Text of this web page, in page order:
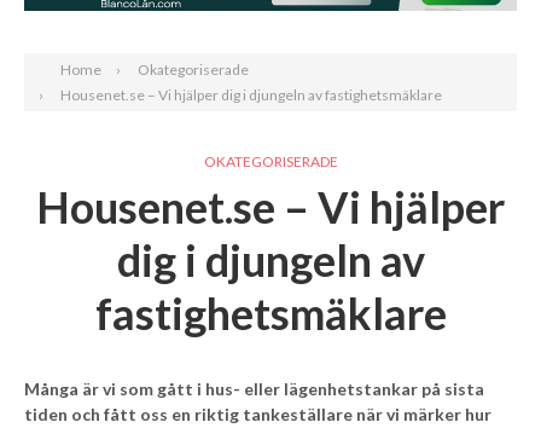
Home
Okategoriserade
Housenet.se – Vi hjälper dig i djungeln av fastighetsmäklare
OKATEGORISERADE
Housenet.se – Vi hjälper
dig i djungeln av
fastighetsmäklare
Många är vi som gått i hus- eller lägenhetstankar på sista
tiden och fått oss en riktig tankeställare när vi märker hur